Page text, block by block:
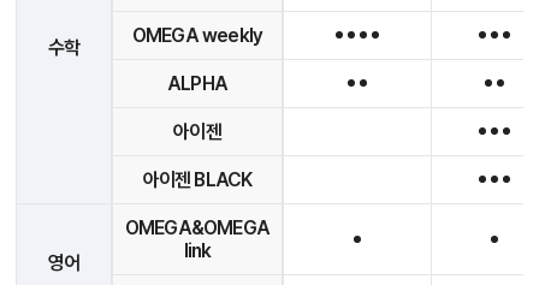
수학
OMEGA weekly
ALPHA
아이젠
아이젠 BLACK
영어
OMEGA&OMEGA
link